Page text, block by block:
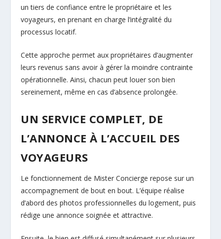
un tiers de confiance entre le propriétaire et les
voyageurs, en prenant en charge l’intégralité du
processus locatif.
Cette approche permet aux propriétaires d’augmenter
leurs revenus sans avoir à gérer la moindre contrainte
opérationnelle. Ainsi, chacun peut louer son bien
sereinement, même en cas d’absence prolongée.
UN SERVICE COMPLET, DE
L’ANNONCE À L’ACCUEIL DES
VOYAGEURS
Le fonctionnement de Mister Concierge repose sur un
accompagnement de bout en bout. L’équipe réalise
d’abord des photos professionnelles du logement, puis
rédige une annonce soignée et attractive.